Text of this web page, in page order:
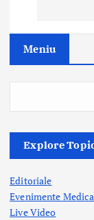
i
g
a
t
i
o
n
Meniu
Explore
Editoriale
Evenimente
Live Video